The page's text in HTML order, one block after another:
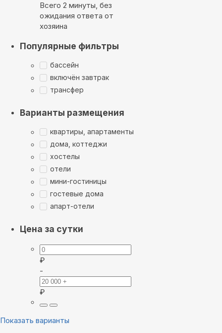
Всего 2 минуты, без
ожидания ответа от
хозяина
Популярные фильтры
бассейн
включён завтрак
трансфер
Варианты размещения
квартиры, апартаменты
дома, коттеджи
хостелы
отели
мини-гостиницы
гостевые дома
апарт-отели
Цена за сутки
₽
-
₽
Показать варианты